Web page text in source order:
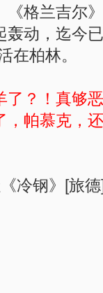
《格兰吉尔
轰动，迄今
在柏林。
了？！真够
帕慕克，
冷钢》[旅